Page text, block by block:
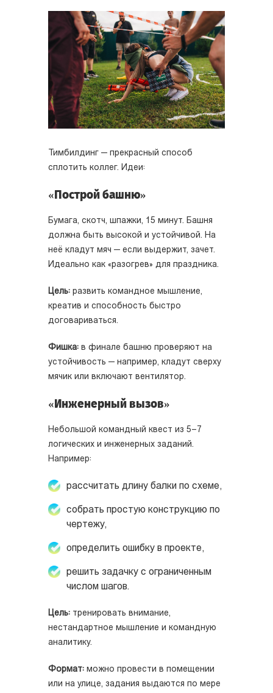
Тимбилдинг — прекрасный способ
сплотить коллег. Идеи:
«Построй башню»
Бумага, скотч, шпажки, 15 минут. Башня
должна быть высокой и устойчивой. На
неё кладут мяч — если выдержит, зачет.
Идеально как «разогрев» для праздника.
Цель: развить командное мышление,
креатив и способность быстро
договариваться.
Фишка: в финале башню проверяют на
устойчивость — например, кладут сверху
мячик или включают вентилятор.
«Инженерный вызов»
Небольшой командный квест из 5–7
логических и инженерных заданий.
Например:
рассчитать длину балки по схеме,
собрать простую конструкцию по
чертежу,
определить ошибку в проекте,
решить задачку с ограниченным
числом шагов.
Цель: тренировать внимание,
нестандартное мышление и командную
аналитику.
Формат: можно провести в помещении
или на улице, задания выдаются по мере